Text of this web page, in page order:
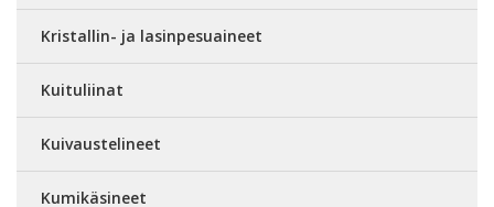
Kristallin- ja lasinpesuaineet
Kuituliinat
Kuivaustelineet
Kumikäsineet